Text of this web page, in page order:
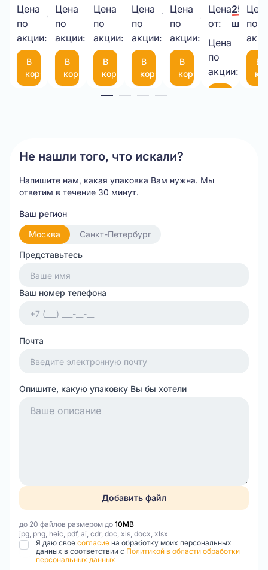
крафт
3,8мм,
1кг.
Цена
по
акции:
650,00 ₽/
шт.
В
корзину
40мкм
прозрачный
Цена
по
акции:
38,00 ₽/
шт.
В
корзину
ВПП
3-
10-
75
(300*200мм)
Цена
по
акции:
6,00 ₽/
шт.
В
корзину
340х460
50
мкм
Цена
по
акции:
7,50 ₽/
шт.
В
корзину
С 2
латексами
(пара)
Цена
по
акции:
30,00 ₽/
шт.
В
корзину
из
картона
Цена
от:
25,00
шт.
Цена
по
акции:
50
по
В
Не нашли того, что искали?
Напишите нам, какая упаковка Вам нужна. Мы
ответим в течение 30 минут.
Ваш регион
Москва
Санкт-Петербург
Представьтесь
Ваш номер телефона
Почта
Опишите, какую упаковку Вы бы хотели
Добавить файл
до 20 файлов размером до 10MB
jpg, png, heic, pdf, ai, cdr, doc, xls, docx, xlsx
Я даю свое согласие на обработку моих персональных
данных в соответствии с Политикой в области обработки
персональных данных